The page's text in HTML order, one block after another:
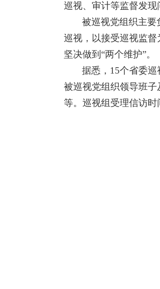
巡视、审计等监督发现
被巡视党组织主
巡视，以接受巡视监督
坚决做到“两个维护”。
据悉，15个省委
被巡视党组织领导班
等。巡视组受理信访时